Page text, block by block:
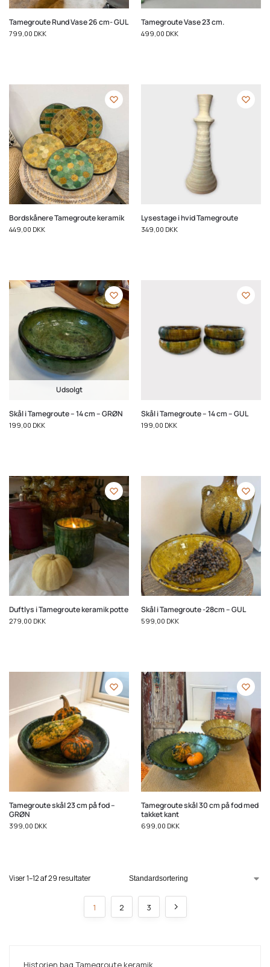
Tamegroute Rund Vase 26 cm- GUL
799,00 DKK
Tamegroute Vase 23 cm.
499,00 DKK
Bordskånere Tamegroute keramik
449,00 DKK
Lysestage i hvid Tamegroute
349,00 DKK
Udsolgt
Skål i Tamegroute – 14 cm – GRØN
199,00 DKK
Skål i Tamegroute – 14 cm – GUL
199,00 DKK
Duftlys i Tamegroute keramik potte
279,00 DKK
Skål i Tamegroute -28cm – GUL
599,00 DKK
Tamegroute skål 23 cm på fod –
GRØN
399,00 DKK
Tamegroute skål 30 cm på fod med
takket kant
699,00 DKK
Viser 1–12 af 29 resultater
1 2 3
Historien bag Tamegroute keramik